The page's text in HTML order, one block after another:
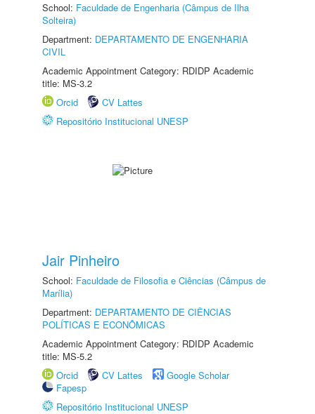
School: Faculdade de Engenharia (Câmpus de Ilha
Solteira)
Department: DEPARTAMENTO DE ENGENHARIA
CIVIL
Academic Appointment Category: RDIDP Academic
title: MS-3.2
Orcid
CV Lattes
Repositório Institucional UNESP
Jair Pinheiro
School: Faculdade de Filosofia e Ciências (Câmpus de
Marília)
Department: DEPARTAMENTO DE CIÊNCIAS
POLÍTICAS E ECONÔMICAS
Academic Appointment Category: RDIDP Academic
title: MS-5.2
Orcid
CV Lattes
Google Scholar
Fapesp
Repositório Institucional UNESP